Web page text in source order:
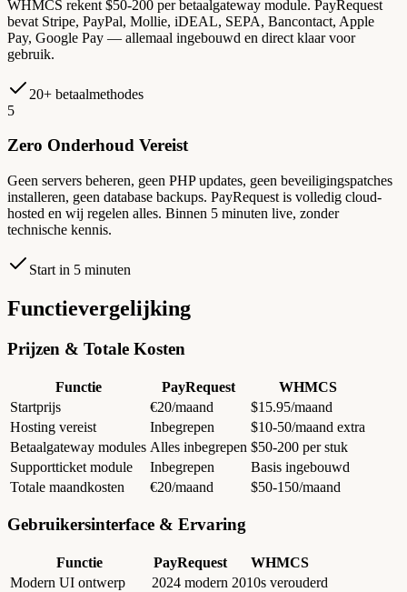
WHMCS rekent $50-200 per betaalgateway module. PayRequest
bevat Stripe, PayPal, Mollie, iDEAL, SEPA, Bancontact, Apple
Pay, Google Pay — allemaal ingebouwd en direct klaar voor
gebruik.
20+ betaalmethodes
5
Zero Onderhoud Vereist
Geen servers beheren, geen PHP updates, geen beveiligingspatches
installeren, geen database backups. PayRequest is volledig cloud-
hosted en wij regelen alles. Binnen 5 minuten live, zonder
technische kennis.
Start in 5 minuten
Functievergelijking
Prijzen & Totale Kosten
Functie PayRequest
WHMCS
Startprijs
€20/maand
$15.95/maand
Hosting vereist
Inbegrepen
$10-50/maand extra
Betaalgateway modules Alles inbegrepen $50-200 per stuk
Supportticket module
Inbegrepen
Basis ingebouwd
Totale maandkosten
€20/maand $50-150/maand
Gebruikersinterface & Ervaring
Functie PayRequest
WHMCS
Modern UI ontwerp
2024 modern 2010s verouderd